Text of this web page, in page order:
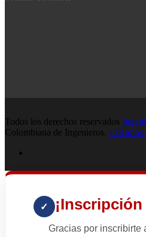
Todos los derechos reservados
Colombiana de Ingenieros. 138
✓
Gracias por inscribirte